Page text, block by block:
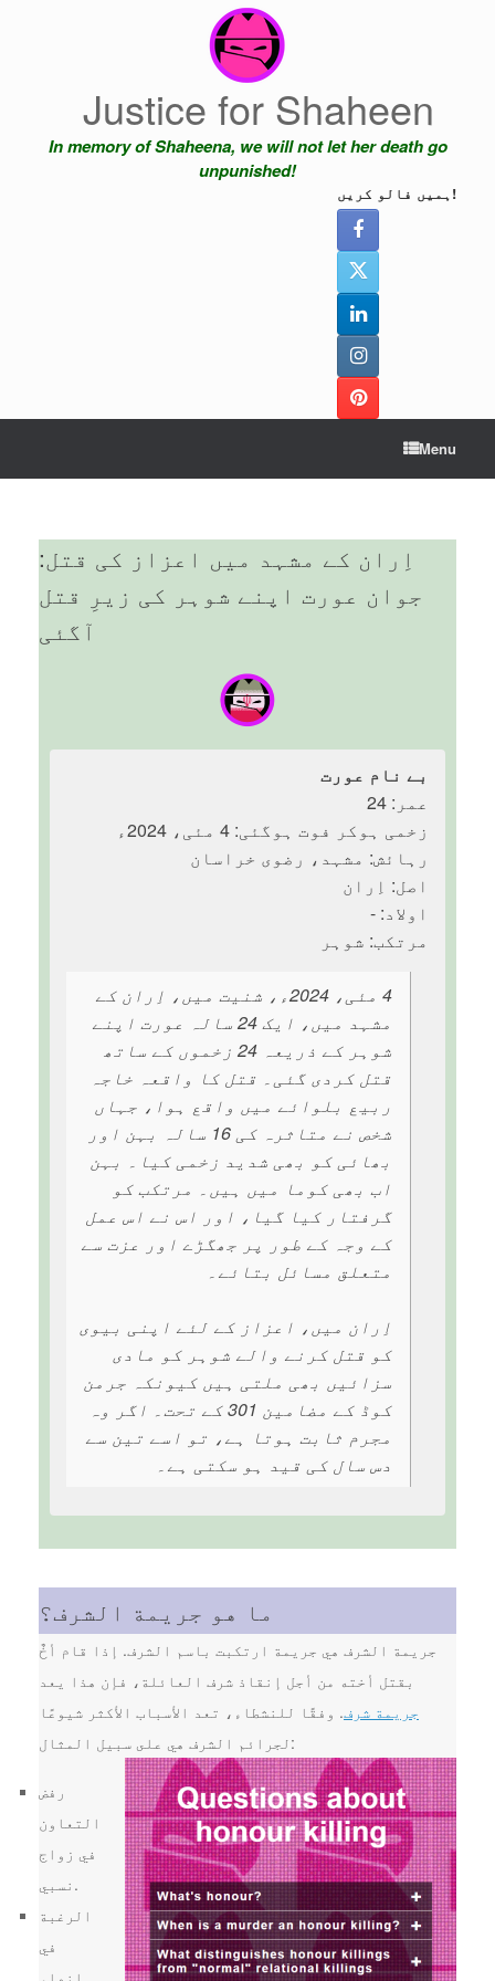
Justice for Shaheen
In memory of Shaheena, we will not let her death go
unpunished!
ہمیں فالو کریں!
Menu
اِران کے مشہد میں اعزاز کی قتل:
جوان عورت اپنے شوہر کی زیرِ قتل
آگئی
بے نام عورت
عمر: 24
زخمی ہوکر فوت ہوگئی: 4 مئی، 2024ء
رہائش: مشہد، رضوی خراسان
اصل: اِران
اولاد: -
مرتکب: شوہر
4 مئی، 2024ء، شنیت میں، اِران کے
مشہد میں، ایک 24 سالہ عورت اپنے
شوہر کے ذریعہ 24 زخموں کے ساتھ
قتل کردی گئی۔ قتل کا واقعہ خاجہ
ربیع بلوائے میں واقع ہوا، جہاں
شخص نے متاثرہ کی 16 سالہ بہن اور
بھائی کو بھی شدید زخمی کیا۔ بہن
اب بھی کوما میں ہیں۔ مرتکب کو
گرفتار کیا گیا، اور اس نے اس عمل
کے وجہ کے طور پر جھگڑے اور عزت سے
متعلق مسائل بتائے۔
اِران میں، اعزاز کے لئے اپنی بیوی
کو قتل کرنے والے شوہر کو مادی
سزائیں بھی ملتی ہیں کیونکہ جرمن
کوڈ کے مضامین 301 کے تحت۔ اگر وہ
مجرم ثابت ہوتا ہے، تو اسے تین سے
دس سال کی قید ہو سکتی ہے۔
ما هو جريمة الشرف؟
جريمة الشرف هي جريمة ارتكبت باسم الشرف. إذا قام أخٌ
بقتل أخته من أجل إنقاذ شرف العائلة، فإن هذا يعد
جريمة شرف. وفقًا للنشطاء، تعد الأسباب الأكثر شيوعًا
لجرائم الشرف هي على سبيل المثال:
رفض
التعاون
في زواج
نسبي.
الرغبة
في
إنهاء